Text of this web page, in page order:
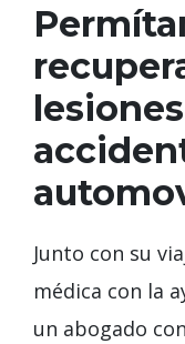
Junto con su
médica con la
un abogado